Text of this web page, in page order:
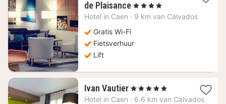
de Plaisance 1
nacht
€
, 4 Sterren
Hotel in Caen · 9 km van Calvados
Gratis Wi-Fi
Fietsverhuur
Lift
Ivan Vautier 1
nacht
, 5 Sterren
Hotel in Caen · 6.6 km van Calvados